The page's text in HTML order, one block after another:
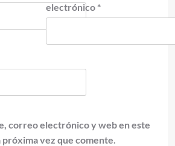
electrónico *
correo electrónico y web en este
próxima vez que comente.